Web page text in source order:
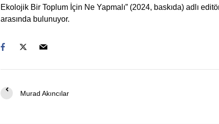
Ekolojik Bir Toplum İçin Ne Yapmalı” (2024, baskıda) adlı
arasında bulunuyor.
Murad Akıncılar